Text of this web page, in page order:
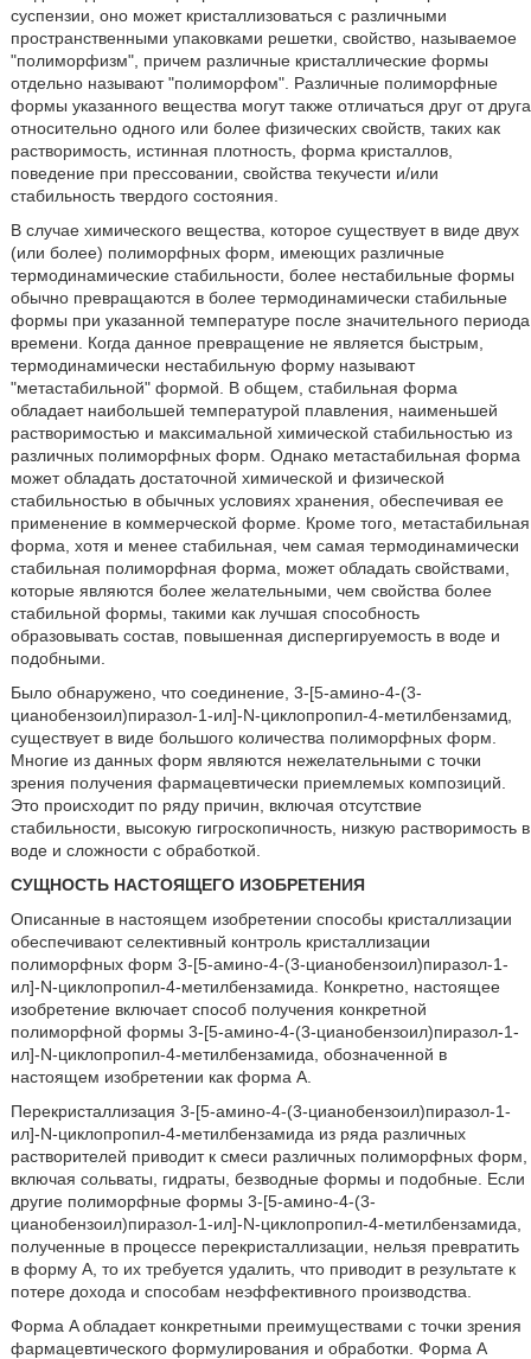
суспензии, оно может кристаллизоваться с различными
пространственными упаковками решетки, свойство, называемое
ʺполиморфизмʺ, причем различные кристаллические формы
отдельно называют ʺполиморфомʺ. Различные полиморфные
формы указанного вещества могут также отличаться друг от друга
относительно одного или более физических свойств, таких как
растворимость, истинная плотность, форма кристаллов,
поведение при прессовании, свойства текучести и/или
стабильность твердого состояния.
В случае химического вещества, которое существует в виде двух
(или более) полиморфных форм, имеющих различные
термодинамические стабильности, более нестабильные формы
обычно превращаются в более термодинамически стабильные
формы при указанной температуре после значительного периода
времени. Когда данное превращение не является быстрым,
термодинамически нестабильную форму называют
ʺметастабильнойʺ формой. В общем, стабильная форма
обладает наибольшей температурой плавления, наименьшей
растворимостью и максимальной химической стабильностью из
различных полиморфных форм. Однако метастабильная форма
может обладать достаточной химической и физической
стабильностью в обычных условиях хранения, обеспечивая ее
применение в коммерческой форме. Кроме того, метастабильная
форма, хотя и менее стабильная, чем самая термодинамически
стабильная полиморфная форма, может обладать свойствами,
которые являются более желательными, чем свойства более
стабильной формы, такими как лучшая способность
образовывать состав, повышенная диспергируемость в воде и
подобными.
Было обнаружено, что соединение, 3-[5-амино-4-(3-
цианобензоил)пиразол-1-ил]-N-циклопропил-4-метилбензамид,
существует в виде большого количества полиморфных форм.
Многие из данных форм являются нежелательными с точки
зрения получения фармацевтически приемлемых композиций.
Это происходит по ряду причин, включая отсутствие
стабильности, высокую гигроскопичность, низкую растворимость в
воде и сложности с обработкой.
СУЩНОСТЬ НАСТОЯЩЕГО ИЗОБРЕТЕНИЯ
Описанные в настоящем изобретении способы кристаллизации
обеспечивают селективный контроль кристаллизации
полиморфных форм 3-[5-амино-4-(3-цианобензоил)пиразол-1-
ил]-N-циклопропил-4-метилбензамида. Конкретно, настоящее
изобретение включает способ получения конкретной
полиморфной формы 3-[5-амино-4-(3-цианобензоил)пиразол-1-
ил]-N-циклопропил-4-метилбензамида, обозначенной в
настоящем изобретении как форма A.
Перекристаллизация 3-[5-амино-4-(3-цианобензоил)пиразол-1-
ил]-N-циклопропил-4-метилбензамида из ряда различных
растворителей приводит к смеси различных полиморфных форм,
включая сольваты, гидраты, безводные формы и подобные. Если
другие полиморфные формы 3-[5-амино-4-(3-
цианобензоил)пиразол-1-ил]-N-циклопропил-4-метилбензамида,
полученные в процессе перекристаллизации, нельзя превратить
в форму A, то их требуется удалить, что приводит в результате к
потере дохода и способам неэффективного производства.
Форма A обладает конкретными преимуществами с точки зрения
фармацевтического формулирования и обработки. Форма A